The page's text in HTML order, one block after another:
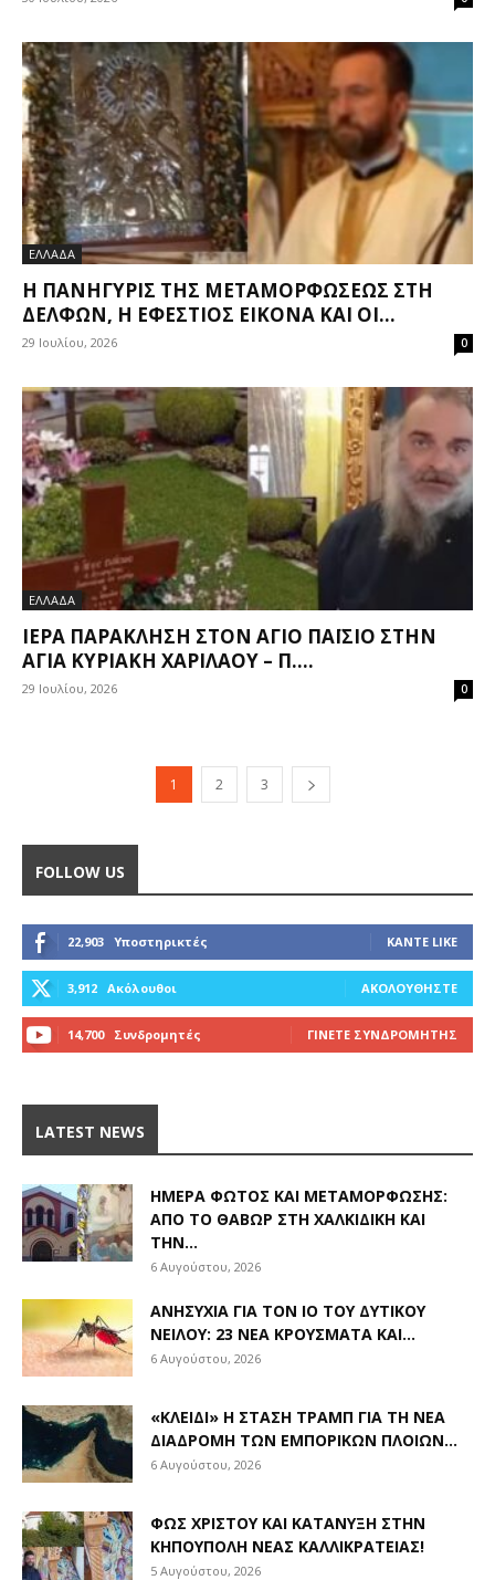
ΕΛΛΑΔΑ
Η ΠΑΝΉΓΥΡΙΣ ΤΗΣ ΜΕΤΑΜΟΡΦΏΣΕΩΣ ΣΤΗ
ΔΕΛΦΏΝ, Η ΕΦΈΣΤΙΟΣ ΕΙΚΌΝΑ ΚΑΙ ΟΙ...
29 Ιουλίου, 2026 0
ΕΛΛΑΔΑ
ΙΕΡΆ ΠΑΡΆΚΛΗΣΗ ΣΤΟΝ ΆΓΙΟ ΠΑΪ́ΣΙΟ ΣΤΗΝ
ΑΓΊΑ ΚΥΡΙΑΚΉ ΧΑΡΙΛΆΟΥ – Π....
29 Ιουλίου, 2026 0
1 2 3
FOLLOW US
22,903 Υποστηρικτές ΚΆΝΤΕ LIKE
3,912 Ακόλουθοι ΑΚΟΛΟΥΘΉΣΤΕ
14,700 Συνδρομητές ΓΊΝΕΤΕ ΣΥΝΔΡΟΜΗΤΉΣ
LATEST NEWS
ΗΜΈΡΑ ΦΩΤΌΣ ΚΑΙ ΜΕΤΑΜΌΡΦΩΣΗΣ:
ΑΠΌ ΤΟ ΘΑΒΏΡ ΣΤΗ ΧΑΛΚΙΔΙΚΉ ΚΑΙ
ΤΗΝ...
6 Αυγούστου, 2026
ΑΝΗΣΥΧΊΑ ΓΙΑ ΤΟΝ ΙΌ ΤΟΥ ΔΥΤΙΚΟΎ
ΝΕΊΛΟΥ: 23 ΝΈΑ ΚΡΟΎΣΜΑΤΑ ΚΑΙ...
6 Αυγούστου, 2026
«ΚΛΕΙΔΊ» Η ΣΤΆΣΗ ΤΡΑΜΠ ΓΙΑ ΤΗ ΝΈΑ
ΔΙΑΔΡΟΜΉ ΤΩΝ ΕΜΠΟΡΙΚΏΝ ΠΛΟΊΩΝ...
6 Αυγούστου, 2026
ΦΩΣ ΧΡΙΣΤΟΎ ΚΑΙ ΚΑΤΆΝΥΞΗ ΣΤΗΝ
ΚΗΠΟΎΠΟΛΗ ΝΈΑΣ ΚΑΛΛΙΚΡΆΤΕΙΑΣ!
5 Αυγούστου, 2026